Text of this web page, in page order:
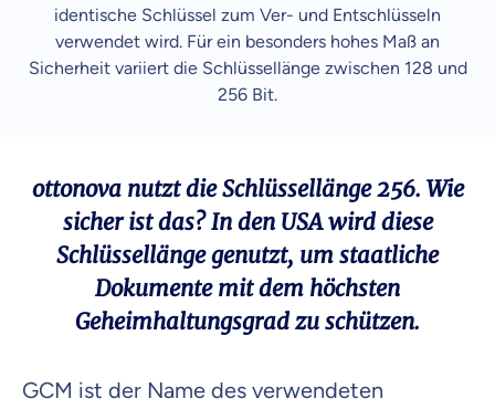
identische Schlüssel zum Ver- und Entschlüsseln
verwendet wird. Für ein besonders hohes Maß an
Sicherheit variiert die Schlüssellänge zwischen 128 und
256 Bit.
ottonova nutzt die Schlüssellänge 256. Wie
sicher ist das? In den USA wird diese
Schlüssellänge genutzt, um staatliche
Dokumente mit dem höchsten
Geheimhaltungsgrad zu schützen.​
GCM ist der Name des verwendeten